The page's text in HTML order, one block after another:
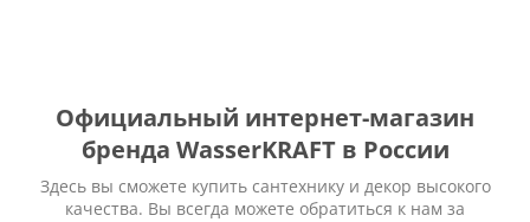
Официальный интернет-магазин
бренда WasserKRAFT в России
Здесь вы сможете купить сантехнику и декор высокого
качества. Вы всегда можете обратиться к нам за